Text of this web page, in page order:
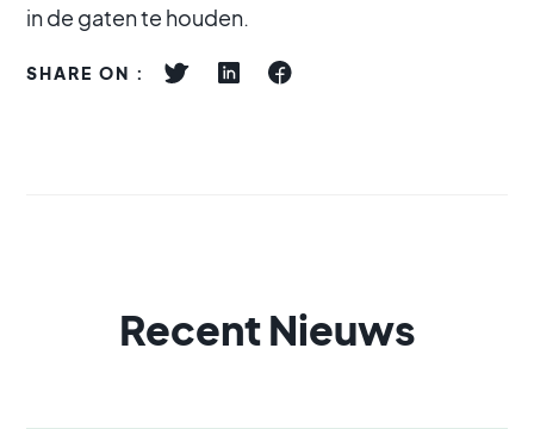
in de gaten te houden.
SHARE ON :
Recent Nieuws